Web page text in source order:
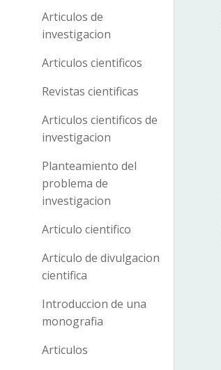
Articulos de
investigacion
Articulos cientificos
Revistas cientificas
Articulos cientificos de
investigacion
Planteamiento del
problema de
investigacion
Articulo cientifico
Articulo de divulgacion
cientifica
Introduccion de una
monografia
Articulos